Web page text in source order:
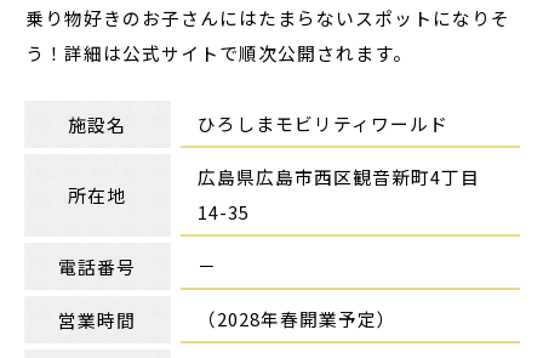
乗り物好きのお子さんにはたまらないスポットになりそ
う！詳細は公式サイトで順次公開されます。
施設名 ひろしまモビリティワールド
所在地
広島県広島市西区観音新町4丁目
14-35
電話番号 －
営業時間 （2028年春開業予定）